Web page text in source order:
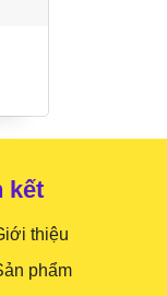
kết
thiệu
phẩm